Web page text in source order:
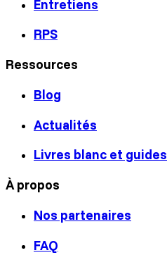
Entretiens
RPS
Ressources
Blog
Actualités
Livres blanc et guides
À propos
Nos partenaires
FAQ